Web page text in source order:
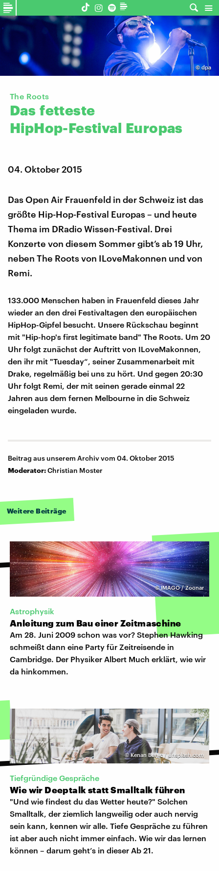
© dpa
The Roots
Das fetteste
HipHop-Festival Europas
04. Oktober 2015
Das Open Air Frauenfeld in der Schweiz ist das
größte Hip-Hop-Festival Europas – und heute
Thema im DRadio Wissen-Festival. Drei
Konzerte von diesem Sommer gibt’s ab 19 Uhr,
neben The Roots von ILoveMakonnen und von
Remi.
133.000 Menschen haben in Frauenfeld dieses Jahr
wieder an den drei Festivaltagen den europäischen
HipHop-Gipfel besucht. Unsere Rückschau beginnt
mit "Hip-hop's first legitimate band" The Roots. Um 20
Uhr folgt zunächst der Auftritt von ILoveMakonnen,
den ihr mit "Tuesday“, seiner Zusammenarbeit mit
Drake, regelmäßig bei uns zu hört. Und gegen 20:30
Uhr folgt Remi, der mit seinen gerade einmal 22
Jahren aus dem fernen Melbourne in die Schweiz
eingeladen wurde.
Beitrag aus unserem Archiv vom 04. Oktober 2015
Moderator:Christian Moster
Weitere Beiträge
©IMAGO / Zoonar
Astrophysik
Anleitung zum Bau einer Zeitmaschine
Am 28. Juni 2009 schon was vor? Stephen Hawking
schmeißt dann eine Party für Zeitreisende in
Cambridge. Der Physiker Albert Much erklärt, wie wir
da hinkommen.
©Kenan Buhic / unsplash.com
Tiefgründige Gespräche
Wie wir Deeptalk statt Smalltalk führen
"Und wie findest du das Wetter heute?" Solchen
Smalltalk, der ziemlich langweilig oder auch nervig
sein kann, kennen wir alle. Tiefe Gespräche zu führen
ist aber auch nicht immer einfach. Wie wir das lernen
können – darum geht’s in dieser Ab 21.